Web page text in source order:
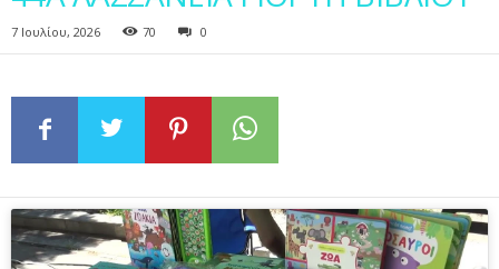
7 Ιουλίου, 2026 70 0